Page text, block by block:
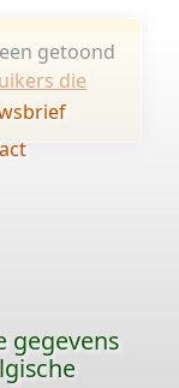
getoond
die
gegevens